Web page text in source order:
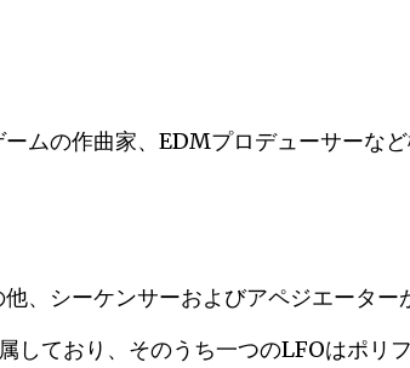
ムの作曲家、EDMプロデューサーな
、シーケンサーおよびアペジエーター
しており、そのうち一つのLFOはポリ